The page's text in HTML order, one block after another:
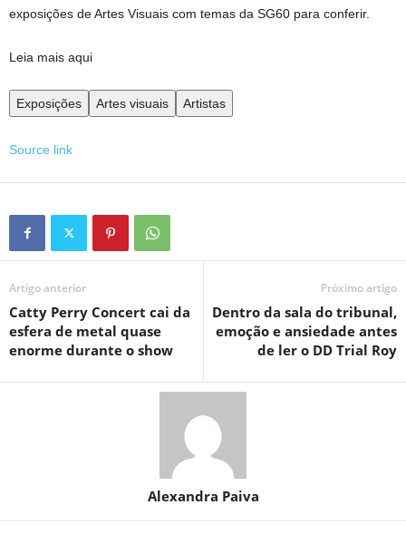
exposições de Artes Visuais com temas da SG60 para conferir.
Leia mais aqui
Exposições Artes visuais Artistas
Source link
Artigo anterior
Catty Perry Concert cai da
esfera de metal quase
enorme durante o show
Próximo artigo
Dentro da sala do tribunal,
emoção e ansiedade antes
de ler o DD Trial Roy
Alexandra Paiva